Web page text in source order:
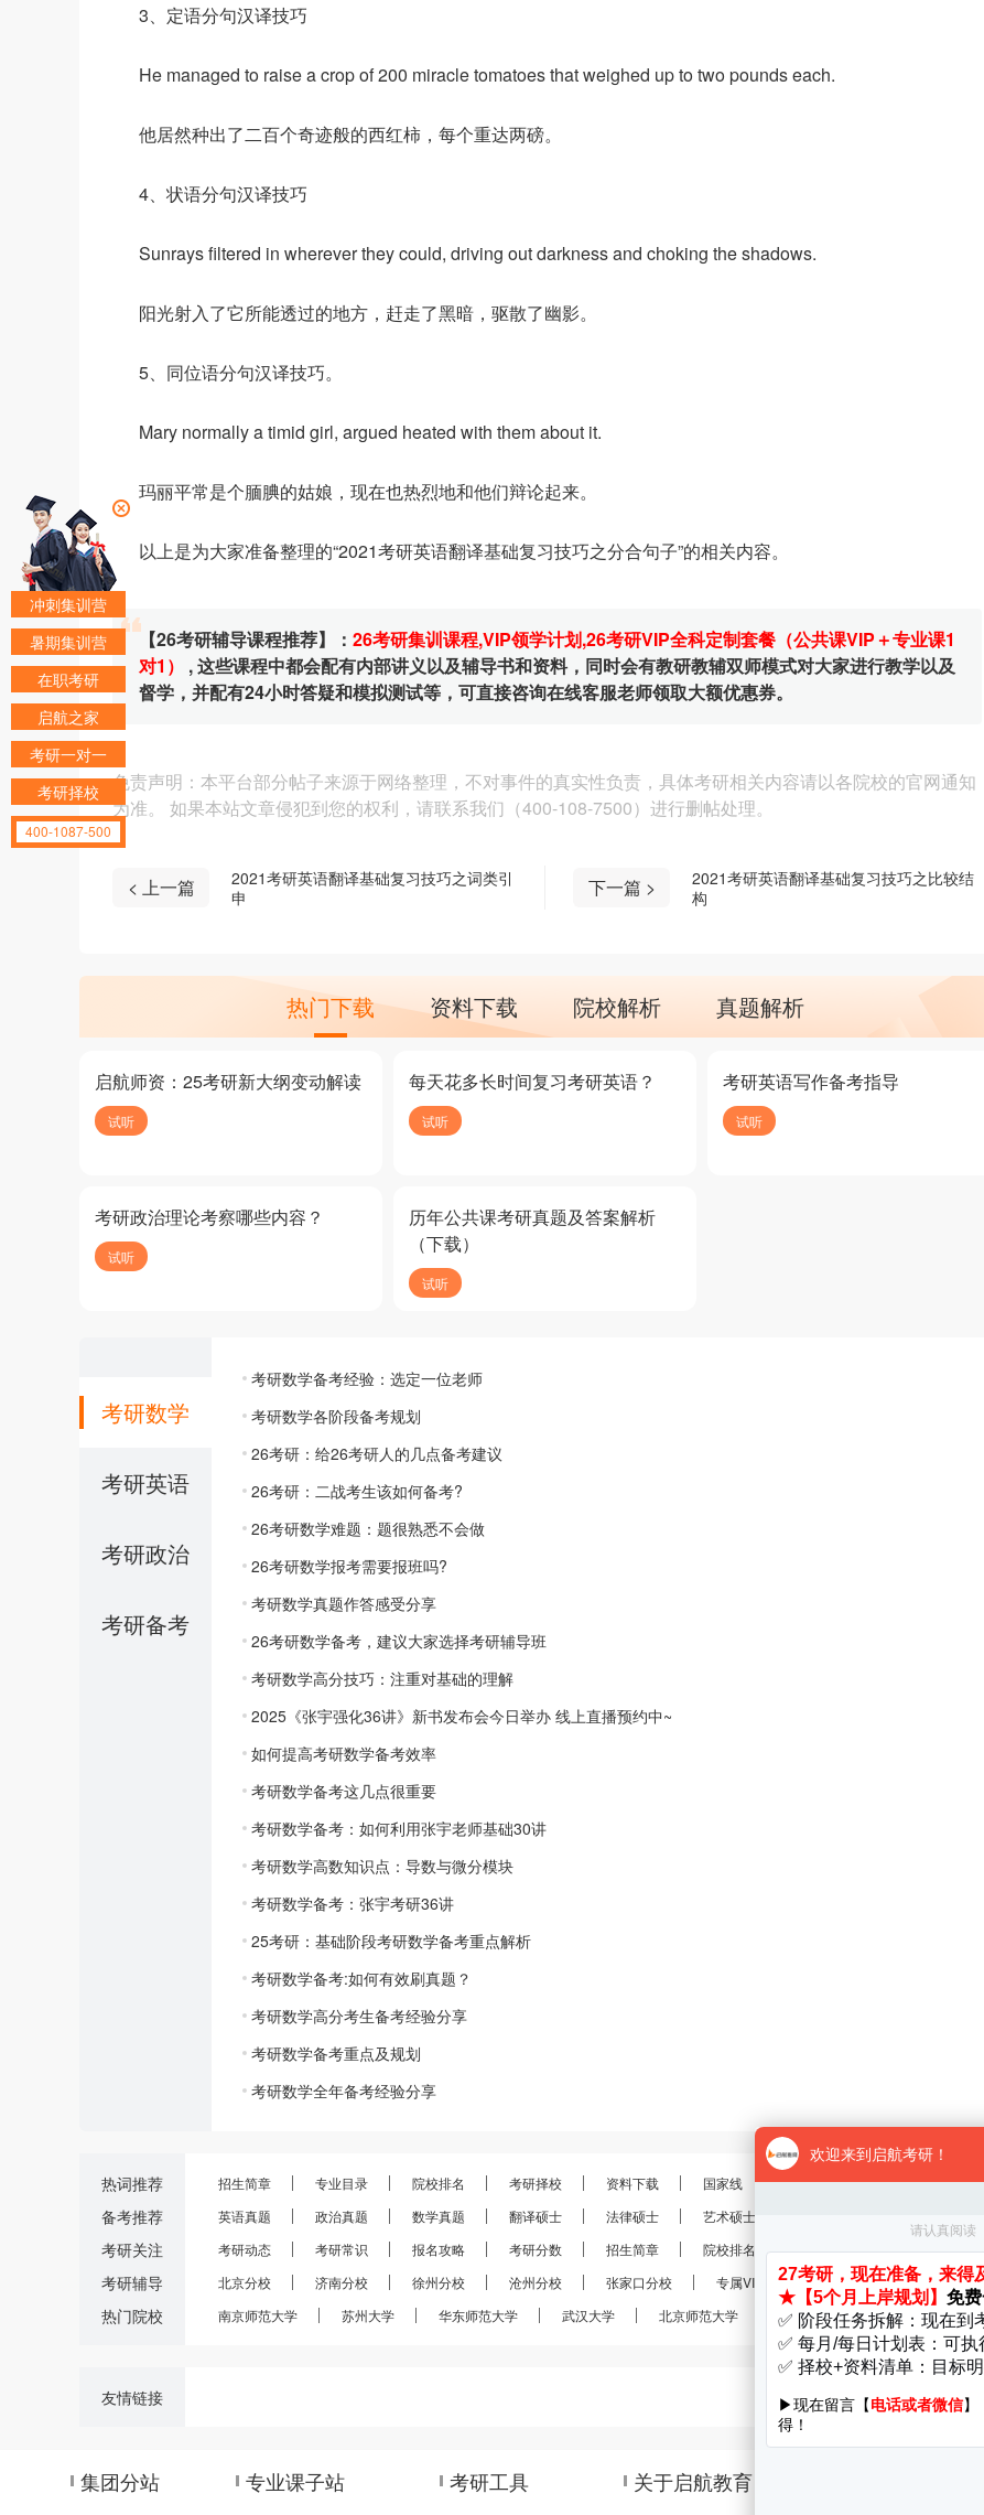
3、定语分句汉译技巧
He managed to raise a crop of 200 miracle tomatoes that weighed up to two pounds each.
他居然种出了二百个奇迹般的西红柿，每个重达两磅。
4、状语分句汉译技巧
Sunrays filtered in wherever they could, driving out darkness and choking the shadows.
阳光射入了它所能透过的地方，赶走了黑暗，驱散了幽影。
5、同位语分句汉译技巧。
Mary normally a timid girl, argued heated with them about it.
玛丽平常是个腼腆的姑娘，现在也热烈地和他们辩论起来。
以上是为大家准备整理的“2021考研英语翻译基础复习技巧之分合句子”的相关内容。
【26考研辅导课程推荐】： 26考研集训课程,VIP领学计划,26考研VIP全科定制套餐（公共课VIP＋专业课1
对1）
, 这些课程中都会配有内部讲义以及辅导书和资料，同时会有教研教辅双师模式对大家进行教学以及
督学，并配有24小时答疑和模拟测试等，可直接咨询在线客服老师领取大额优惠券。
免责声明：本平台部分帖子来源于网络整理，不对事件的真实性负责，具体考研相关内容请以各院校的官网通知
为准。 如果本站文章侵犯到您的权利，请联系我们（400-108-7500）进行删帖处理。
< 上一篇
2021考研英语翻译基础复习技巧之词类引
申
下一篇 >
2021考研英语翻译基础复习技巧之比较结
构
热门下载 资料下载 院校解析 真题解析
启航师资：25考研新大纲变动解读
试听
每天花多长时间复习考研英语？
试听
考研英语写作备考指导
试听
考研政治理论考察哪些内容？
试听
历年公共课考研真题及答案解析
（下载）
试听
考研数学
考研英语
考研政治
考研备考
考研数学备考经验：选定一位老师
考研数学各阶段备考规划
26考研：给26考研人的几点备考建议
26考研：二战考生该如何备考?
26考研数学难题：题很熟悉不会做
26考研数学报考需要报班吗?
考研数学真题作答感受分享
26考研数学备考，建议大家选择考研辅导班
考研数学高分技巧：注重对基础的理解
2025《张宇强化36讲》新书发布会今日举办 线上直播预约中~
如何提高考研数学备考效率
考研数学备考这几点很重要
考研数学备考：如何利用张宇老师基础30讲
考研数学高数知识点：导数与微分模块
考研数学备考：张宇考研36讲
25考研：基础阶段考研数学备考重点解析
考研数学备考:如何有效刷真题？
考研数学高分考生备考经验分享
考研数学备考重点及规划
考研数学全年备考经验分享
热词推荐
备考推荐
考研关注
考研辅导
热门院校
招生简章 专业目录 院校排名 考研择校 资料下载 国家线 分数线 报录比
考研
英语真题
政治真题 数学真题 翻译硕士 法律硕士 艺术硕士
考研动态
考研常识 报名攻略 考研分数 招生简章 院校排名 考研真题 经验分享
北京分校
济南分校 徐州分校 沧州分校 张家口分校 专属VIP VIP定制
28考研
南京师范大学
苏州大学 华东师范大学 武汉大学 北京师范大学 南京大学 南开大学
友情链接
集团分站 专业课子站 考研工具 关于启航教育
冲刺集训营
暑期集训营
在职考研
启航之家
考研一对一
考研择校
400-1087-500